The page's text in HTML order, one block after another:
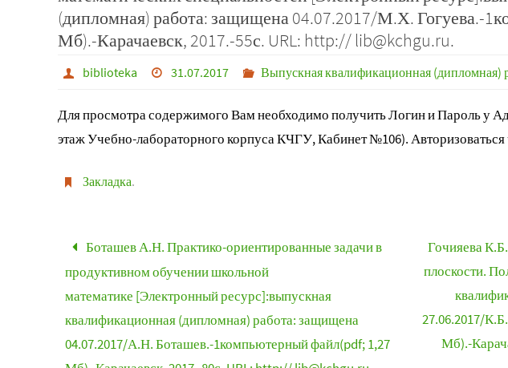
(дипломная) работа: защищена 04.07.2017/М.Х. Гогуева.-
Мб).-Карачаевск, 2017.-55с. URL: http:// lib@kchgu.ru.
biblioteka 31.07.2017 Выпускная квалификационная (дипломная)
Для просмотра содержимого Вам необходимо получить Логин и Пароль у
этаж Учебно-лабораторного корпуса КЧГУ, Кабинет №106).
Закладка.
Боташев А.Н. Практико-ориентированные задачи в
продуктивном обучении школьной
математике [Электронный ресурс]:выпускная
квалификационная (дипломная) работа: защищена
04.07.2017/А.Н. Боташев.-1компьютерный файл(pdf; 1,27
Гочияева
плоскости.
27.06.2017/
Мб).-